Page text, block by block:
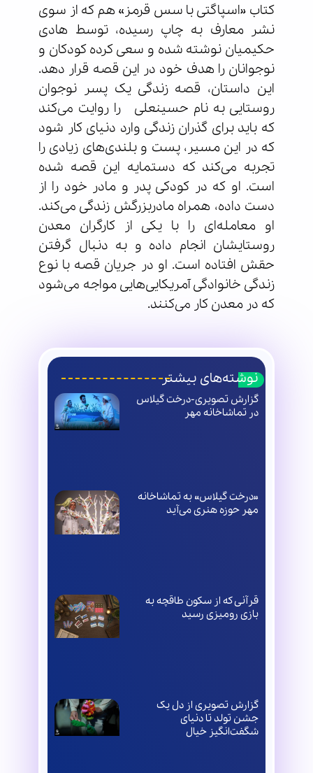
کتاب «اسپاگتی با سس قرمز» هم که از سوی
نشر معارف به چاپ رسیده، توسط هادی
حکیمیان نوشته شده و سعی کرده کودکان و
نوجوانان را هدف خود در این قصه قرار دهد.
این داستان، قصه زندگی یک پسر نوجوان
روستایی به نام حسینعلی را روایت می‌کند
که باید برای گذران زندگی وارد دنیای کار شود
که در این مسیر، پست و بلندی‌های زیادی را
تجربه می‌کند که دستمایه این قصه شده
است. او که در کودکی پدر و مادر خود را از
دست داده، همراه مادربزرگش زندگی می‌کند.
او معامله‌ای را با یکی از کارگران معدن
روستایشان انجام داده و به دنبال گرفتن
حقش افتاده است. او در جریان قصه با نوع
زندگی خانوادگی آمریکایی‌هایی مواجه می‌شود
که در معدن کار می‌کنند.
نوشته‌های بیشتر
گزارش تصویری-درخت گیلاس
در تماشاخانه مهر
«درخت گیلاس» به تماشاخانه
مهر حوزه هنری می‌آید
قرآنی که از سکون طاقچه به
بازی رومیزی رسید
گزارش تصویری از دل یک
جشن تولد تا دنیای
شگفت‌انگیز خیال